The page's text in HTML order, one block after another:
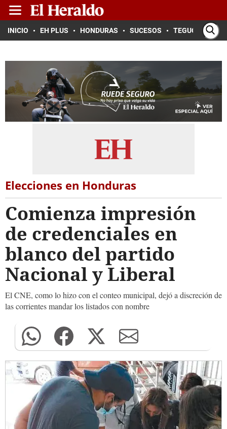
INICIO EH PLUS HONDURAS SUCESOS TEGUCIGALPA
Elecciones en Honduras
Comienza impresión
de credenciales en
blanco del partido
Nacional y Liberal
El CNE, como lo hizo con el conteo municipal, dejó a discreción de
las corrientes mandar los listados con nombre